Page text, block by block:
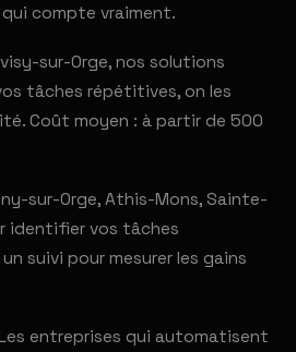
compte vraiment.
sur-Orge, nos solutions
tâches répétitives, on les
Coût moyen : à partir de 500
sur-Orge, Athis-Mons, Sainte-
identifier vos tâches
suivi pour mesurer les gains
entreprises qui automatisent